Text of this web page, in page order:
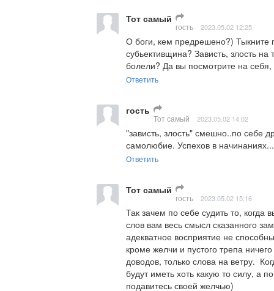
Тот самый
гость 2023.05.02 12:25
О боги, кем предрешено?) Тыкните
субьективщина? Зависть, злость на
болели? Да вы посмотрите на себя,
Ответить
гость
Тот самый 2023.05.02 14:02
"зависть, злость" смешно..по себе
самолюбие. Успехов в
Ответить
Тот самый
гость 2023.05.02 15:16
Так зачем по себе судить то,
слов вам весь смысл сказанного
адекватное восприятие не
кроме желчи и пустого трепа
доводов, только слова на ветру.
будут иметь хоть какую то силу, а
подавитесь своей желчью)